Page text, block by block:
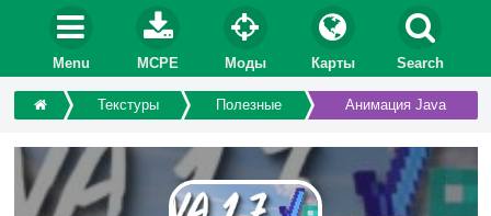
Menu MCPE Моды Карты Search
Текстуры Полезные Анимация Java